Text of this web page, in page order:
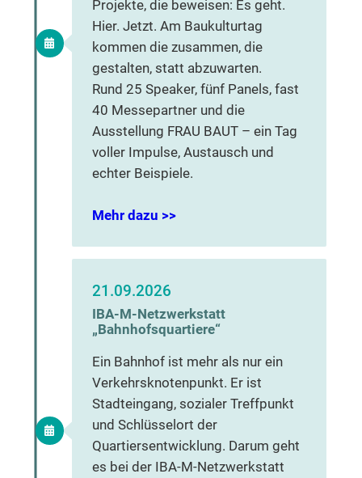
Projekte, die beweisen: Es geht.
Hier. Jetzt. Am Baukulturtag
kommen die zusammen, die
gestalten, statt abzuwarten.
Rund 25 Speaker, fünf Panels, fast
40 Messepartner und die
Ausstellung FRAU BAUT – ein Tag
voller Impulse, Austausch und
echter Beispiele.
Mehr dazu >>
21.09.2026
IBA-M-Netzwerkstatt
„Bahnhofsquartiere“
Ein Bahnhof ist mehr als nur ein
Verkehrsknotenpunkt. Er ist
Stadteingang, sozialer Treffpunkt
und Schlüsselort der
Quartiersentwicklung. Darum geht
es bei der IBA-M-Netzwerkstatt